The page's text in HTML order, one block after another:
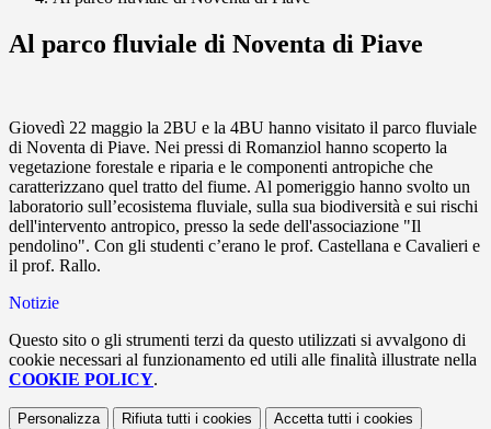
Al parco fluviale di Noventa di Piave
Giovedì 22 maggio la 2BU e la 4BU hanno visitato il parco fluviale
di Noventa di Piave. Nei pressi di Romanziol hanno scoperto la
vegetazione forestale e riparia e le componenti antropiche che
caratterizzano quel tratto del fiume. Al pomeriggio hanno svolto un
laboratorio sull’ecosistema fluviale, sulla sua biodiversità e sui rischi
dell'intervento antropico, presso la sede dell'associazione "Il
pendolino". Con gli studenti c’erano le prof. Castellana e Cavalieri e
il prof. Rallo.
Notizie
Questo sito o gli strumenti terzi da questo utilizzati si avvalgono di
cookie necessari al funzionamento ed utili alle finalità illustrate nella
COOKIE POLICY.
Personalizza Rifiuta tutti i cookies Accetta tutti i cookies